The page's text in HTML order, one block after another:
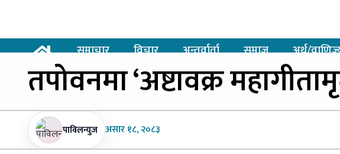
समाचार विचार अन्तर्वार्ता समाज अर्थ/
तपोवनमा‘अष्टावक्र
पाविलन्युज असार१८, २०८३